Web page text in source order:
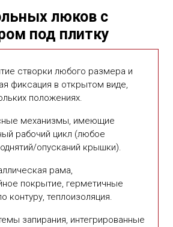
люков с
под плитку
створки любого размера и
фиксация в открытом виде,
положениях.
механизмы, имеющие
рабочий цикл (любое
опусканий крышки).
рама,
покрытие, герметичные
контуру, теплоизоляция.
запирания, интегрированные